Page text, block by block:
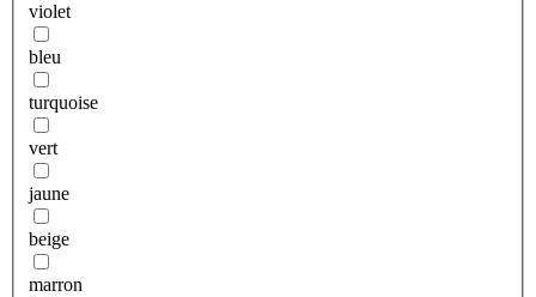
violet
bleu
turquoise
vert
jaune
beige
marron